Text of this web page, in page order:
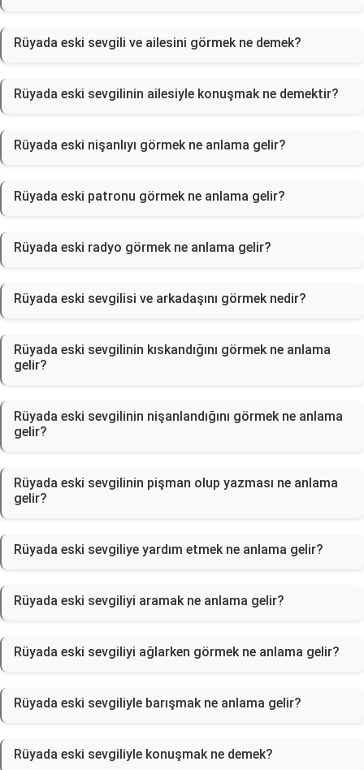
Rüyada eski sevgili ve ailesini görmek ne demek?
Rüyada eski sevgilinin ailesiyle konuşmak ne demektir?
Rüyada eski nişanlıyı görmek ne anlama gelir?
Rüyada eski patronu görmek ne anlama gelir?
Rüyada eski radyo görmek ne anlama gelir?
Rüyada eski sevgilisi ve arkadaşını görmek nedir?
Rüyada eski sevgilinin kıskandığını görmek ne anlama
gelir?
Rüyada eski sevgilinin nişanlandığını görmek ne anlama
gelir?
Rüyada eski sevgilinin pişman olup yazması ne anlama
gelir?
Rüyada eski sevgiliye yardım etmek ne anlama gelir?
Rüyada eski sevgiliyi aramak ne anlama gelir?
Rüyada eski sevgiliyi ağlarken görmek ne anlama gelir?
Rüyada eski sevgiliyle barışmak ne anlama gelir?
Rüyada eski sevgiliyle konuşmak ne demek?